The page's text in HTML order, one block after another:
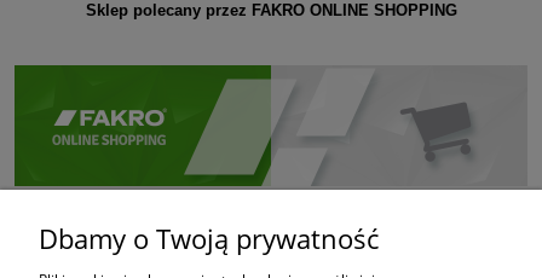
Sklep polecany przez FAKRO ONLINE SHOPPING
Dbamy o Twoją prywatność